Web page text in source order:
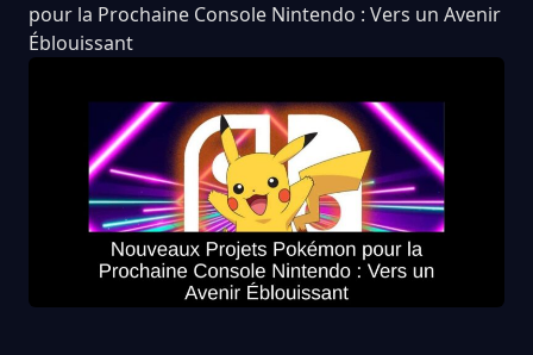
pour la Prochaine Console Nintendo : Vers un Avenir
Éblouissant